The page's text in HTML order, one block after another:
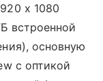
х 1080
встроенной
основную
с оптикой